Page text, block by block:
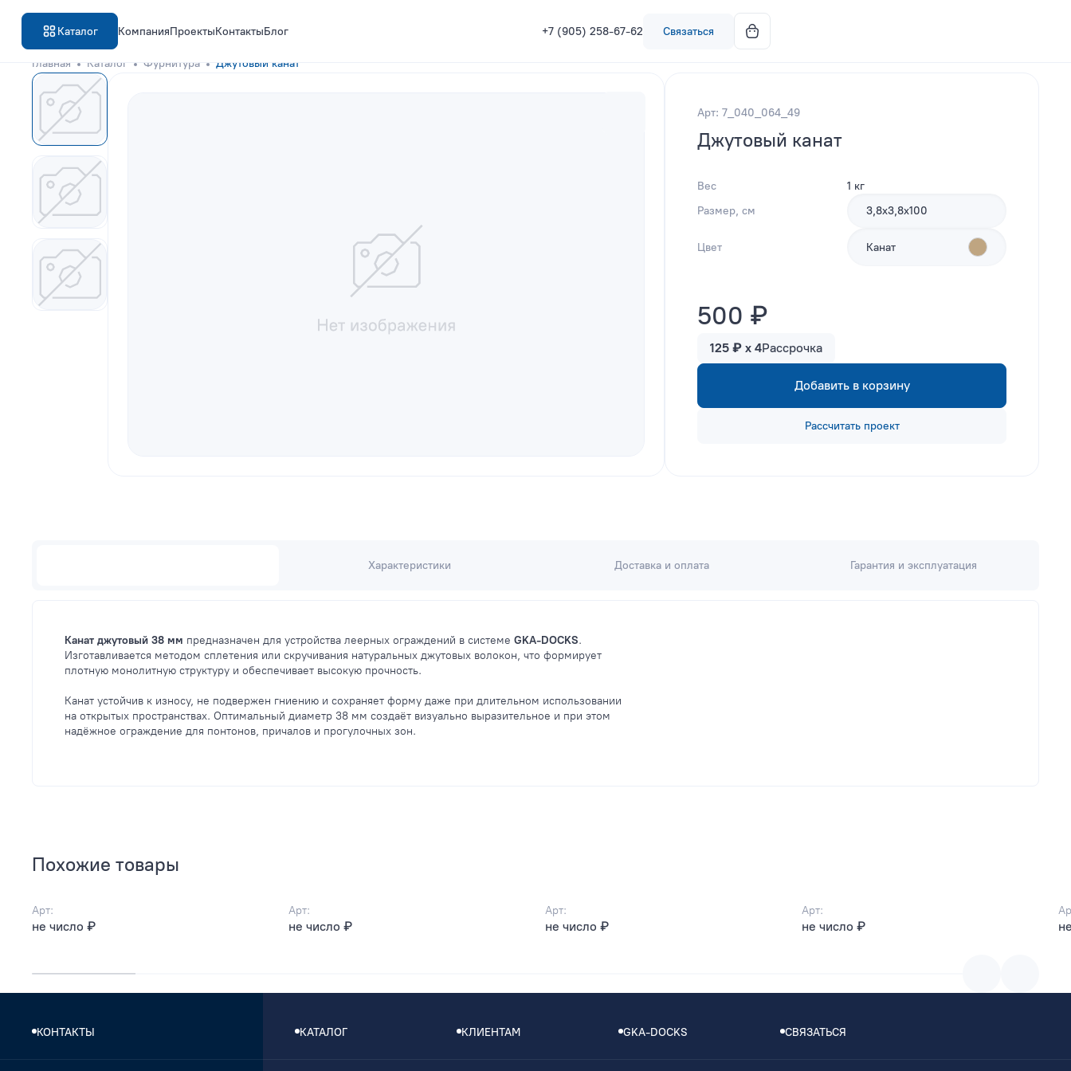
Каталог КомпанияПроектыКонтактыБлог +7 (905) 258-67-62 Связаться
Главная Каталог Фурнитура Джутовый канат
Арт: 7_040_064_49
Джутовый канат
Вес
1 кг
Размер, см
3,8х3,8х100
Цвет Канат
500 ₽
125 ₽ x 4Рассрочка
Добавить в корзину
Рассчитать проект
Характеристики Доставка и оплата Гарантия и эксплуатация
Канат джутовый 38 мм предназначен для устройства леерных ограждений в системе GKA-DOCKS.
Изготавливается методом сплетения или скручивания натуральных джутовых волокон, что формирует
плотную монолитную структуру и обеспечивает высокую прочность.
Канат устойчив к износу, не подвержен гниению и сохраняет форму даже при длительном использовании
на открытых пространствах. Оптимальный диаметр 38 мм создаёт визуально выразительное и при этом
надёжное ограждение для понтонов, причалов и прогулочных зон.
Похожие товары
Арт:
не число ₽
Арт:
не число ₽
Арт:
не число ₽
Арт:
не число ₽
КОНТАКТЫ КАТАЛОГ КЛИЕНТАМ GKA-DOCKS СВЯЗАТЬСЯ